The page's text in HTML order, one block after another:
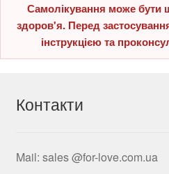
Самолікування може
здоров'я. Перед
інструкцією та
Контакти
Mail: sales @for-love.com.ua